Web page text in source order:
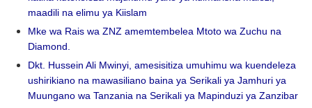
maadili na elimu ya Kiislam
Mke wa Rais wa ZNZ amemtembelea Mtoto wa Zuchu na
Diamond.
Dkt. Hussein Ali Mwinyi, amesisitiza umuhimu wa kuendeleza
ushirikiano na mawasiliano baina ya Serikali ya Jamhuri ya
Muungano wa Tanzania na Serikali ya Mapinduzi ya Zanzibar